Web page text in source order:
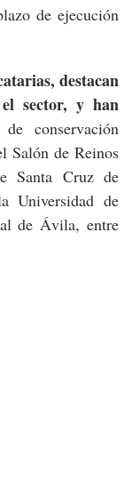
de ejecución
destacan
sector, y han
conservación
Salón de Reinos
Santa Cruz de
Universidad de
de Ávila, entre